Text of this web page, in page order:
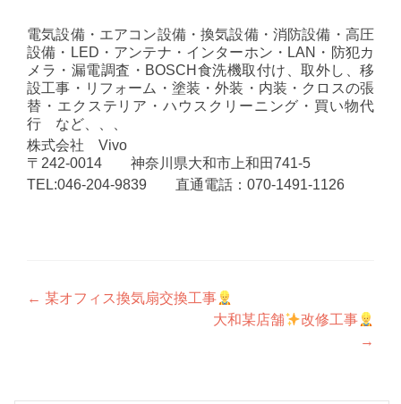
電気設備・エアコン設備・換気設備・消防設備・高圧
設備・LED・アンテナ・インターホン・LAN・防犯カ
メラ・漏電調査・BOSCH食洗機取付け、取外し、移
設工事・リフォーム・塗装・外装・内装・クロスの張
替・エクステリア・ハウスクリーニング・買い物代
行 など、、、
株式会社 Vivo
〒242-0014 神奈川県大和市上和田741-5
TEL:046-204-9839 直通電話：070-1491-1126
投
ビ
← 某オフィス換気扇交換工事
大和某店舗
改修工事
→